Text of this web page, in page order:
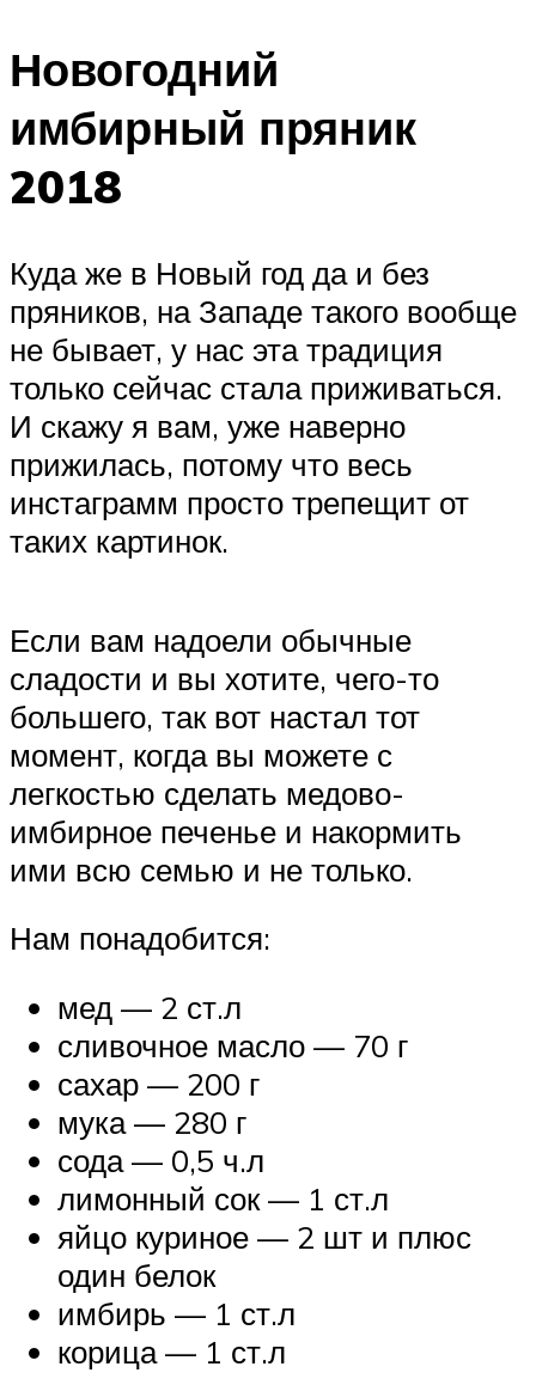
Новогодний
имбирный пряник
2018
Куда же в Новый год да и без
пряников, на Западе такого вообще
не бывает, у нас эта традиция
только сейчас стала приживаться.
И скажу я вам, уже наверно
прижилась, потому что весь
инстаграмм просто трепещит от
таких картинок.
Если вам надоели обычные
сладости и вы хотите, чего-то
большего, так вот настал тот
момент, когда вы можете с
легкостью сделать медово-
имбирное печенье и накормить
ими всю семью и не только.
Нам понадобится:
мед — 2 ст.л
сливочное масло — 70 г
сахар — 200 г
мука — 280 г
сода — 0,5 ч.л
лимонный сок — 1 ст.л
яйцо куриное — 2 шт и плюс
один белок
имбирь — 1 ст.л
корица — 1 ст.л